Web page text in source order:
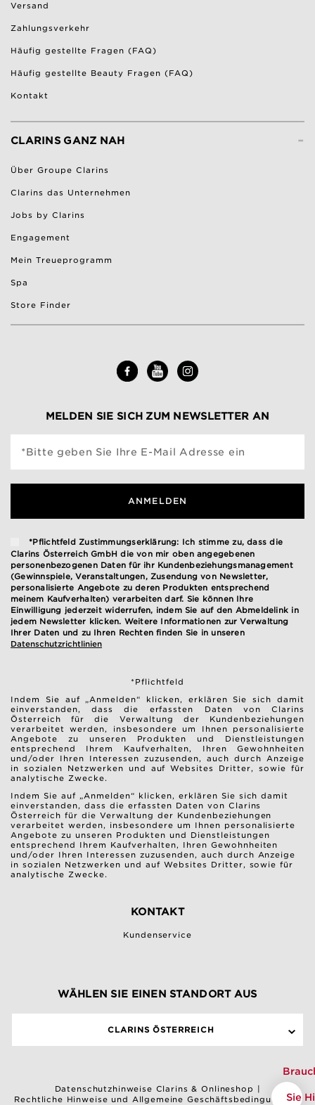
Versand
Zahlungsverkehr
Häufig gestellte Fragen (FAQ)
Häufig gestellte Beauty Fragen (FAQ)
Kontakt
-
CLARINS GANZ NAH
Über Groupe Clarins
Clarins das Unternehmen
Jobs by Clarins
Engagement
Mein Treueprogramm
Spa
Store Finder
MELDEN SIE SICH ZUM NEWSLETTER AN
*Bitte geben Sie Ihre E-Mail Adresse ein
ANMELDEN
*Pflichtfeld Zustimmungserklärung: Ich stimme zu, dass die
Clarins Österreich GmbH die von mir oben angegebenen
personenbezogenen Daten für ihr Kundenbeziehungsmanagement
(Gewinnspiele, Veranstaltungen, Zusendung von Newsletter,
personalisierte Angebote zu deren Produkten entsprechend
meinem Kaufverhalten) verarbeiten darf. Sie können Ihre
Einwilligung jederzeit widerrufen, indem Sie auf den Abmeldelink in
jedem Newsletter klicken. Weitere Informationen zur Verwaltung
Ihrer Daten und zu Ihren Rechten finden Sie in unseren
Datenschutzrichtlinien
*Pflichtfeld
Indem Sie auf „Anmelden“ klicken, erklären Sie sich damit
einverstanden, dass die erfassten Daten von Clarins
Österreich für die Verwaltung der Kundenbeziehungen
verarbeitet werden, insbesondere um Ihnen personalisierte
Angebote zu unseren Produkten und Dienstleistungen
entsprechend Ihrem Kaufverhalten, Ihren Gewohnheiten
und/oder Ihren Interessen zuzusenden, auch durch Anzeige
in sozialen Netzwerken und auf Websites Dritter, sowie für
analytische Zwecke.
Indem Sie auf „Anmelden“ klicken, erklären Sie sich damit
einverstanden, dass die erfassten Daten von Clarins
Österreich für die Verwaltung der Kundenbeziehungen
verarbeitet werden, insbesondere um Ihnen personalisierte
Angebote zu unseren Produkten und Dienstleistungen
entsprechend Ihrem Kaufverhalten, Ihren Gewohnheiten
und/oder Ihren Interessen zuzusenden, auch durch Anzeige
in sozialen Netzwerken und auf Websites Dritter, sowie für
analytische Zwecke.
KONTAKT
Kundenservice
WÄHLEN SIE EINEN STANDORT AUS
CLARINS ÖSTERREICH
Datenschutzhinweise Clarins & Onlineshop
Rechtliche Hinweise und Allgemeine Geschäftsbedingungen |
Sie